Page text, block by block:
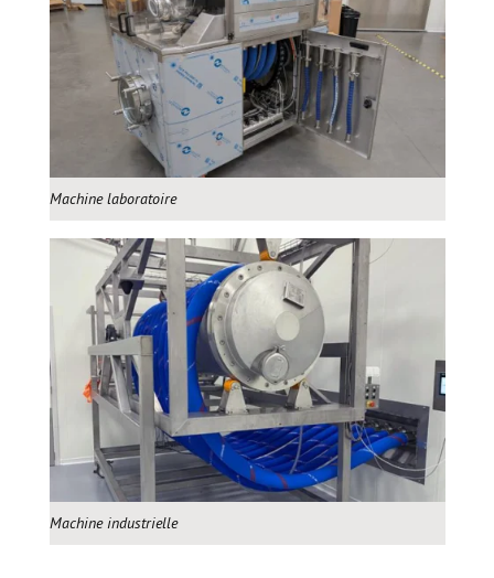
Machine laboratoire
Machine industrielle